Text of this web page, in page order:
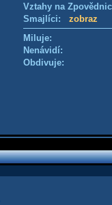
Vztahy na
Smajlíci: zobraz
Miluje:
Nenávidí:
Obdivuje: